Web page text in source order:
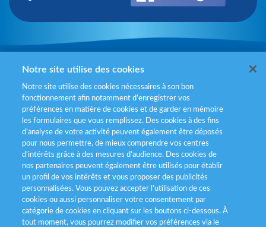
Mentions légales
Politiques de gestion des cookies
Politique données personnelles
Services consommateurs
Déclaration d’accessibilité
Notre site utilise des cookies
Notre site utilise des cookies nécessaires à son bon
fonctionnement afin notamment d’enregistrer vos
préférences en matière de cookies et de garder en mémoire
les formulaires que vous remplissez. Des cookies à des fins
d’analyse de votre activité peuvent également être déposés
pour nous permettre, de mieux comprendre vos centres
d'intérêts grâce à des mesures d’audience. Des cookies de
nos partenaires peuvent également être utilisés pour établir
un profil de vos intérêts et vous proposer des publicités
personnalisées. Vous pouvez accepter l’utilisation de ces
cookies ou aussi personnaliser votre consentement par
catégorie de cookies en cliquant sur les boutons ci-dessous. À
tout moment, vous pourrez modifier vos préférences via le